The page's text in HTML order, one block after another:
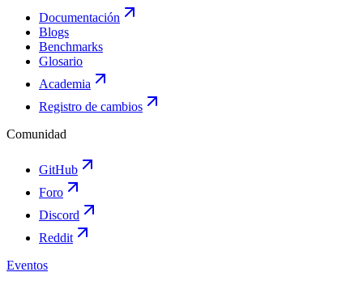
Documentación
Blogs
Benchmarks
Glosario
Academia
Registro de cambios
Comunidad
GitHub
Foro
Discord
Reddit
Eventos